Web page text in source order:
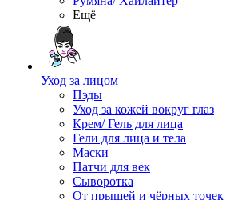
Ещё
Уход за лицом
Пэды
Уход за кожей вокруг глаз
Крем/ Гель для лица
Гели для лица и тела
Маски
Патчи для век
Сыворотка
От прыщей и чёрных точек